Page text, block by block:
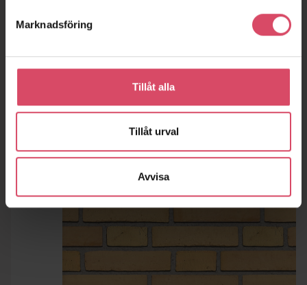
Marknadsföring
Tillåt alla
Tillåt urval
Avvisa